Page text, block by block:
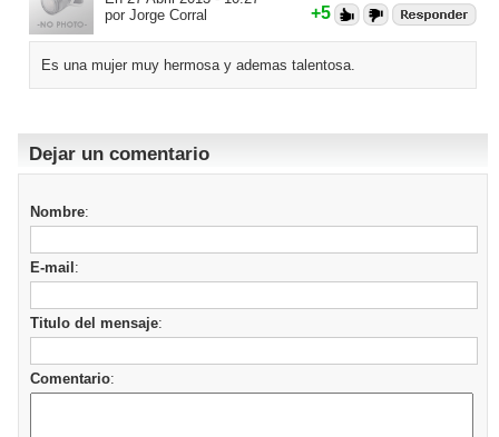
por Jorge Corral
+5
Es una mujer muy hermosa y ademas talentosa.
Dejar un comentario
Nombre:
E-mail :
Titulo del mensaje:
Comentario: